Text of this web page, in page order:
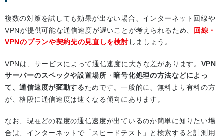
複数の対策を試しても効果が出ない場合、インターネット回線や
VPNが提供可能な通信速度が遅いことが考えられるため、
回線・
VPNのプランや契約先の見直しを検討 しましょう。
VPNは、サービスによって通信速度に大きな差があります。 VPN
サーバーのスペックや設置場所・暗号化処理の方法などによっ
て、通信速度が変動するためです。一般的に、無料より有料の方
が、格段に通信速度は速くなる傾向にあります。
なお、現在どの程度の通信速度が出ているのか簡単に知りたい場
合は、インターネットで「スピードテスト」と検索すると計測用